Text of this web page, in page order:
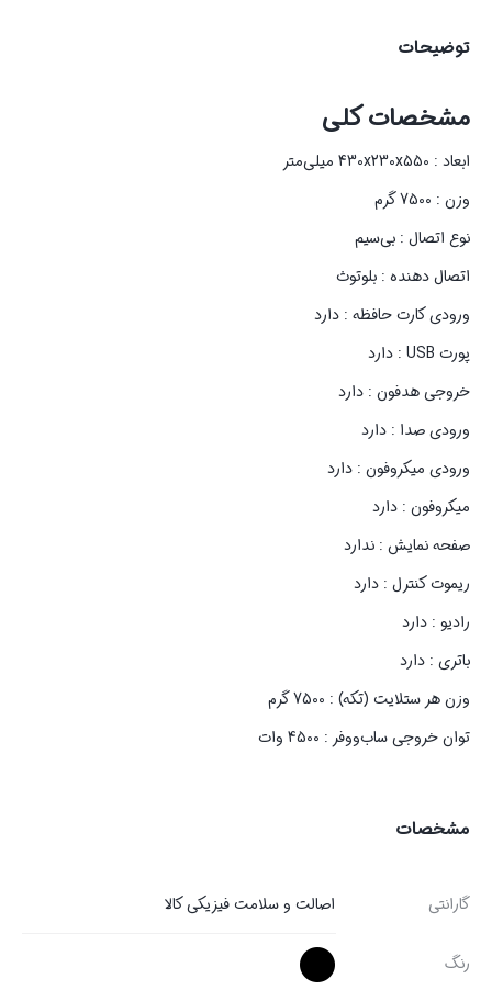
توضیحات
مشخصات کلی
ابعاد : 430x230x550 میلی‌متر
وزن : 7500 گرم
نوع اتصال : بی‌سیم
اتصال دهنده : بلوتوث
ورودی کارت حافظه : دارد
پورت USB : دارد
خروجی هدفون : دارد
ورودی صدا : دارد
ورودی میکروفون : دارد
میکروفون : دارد
صفحه نمایش : ندارد
ریموت کنترل : دارد
رادیو : دارد
باتری : دارد
وزن هر ستلایت (تکه) : 7500 گرم
توان خروجی ساب‌ووفر : 4500 وات
مشخصات
گارانتی اصالت و سلامت فیزیکی کالا
رنگ